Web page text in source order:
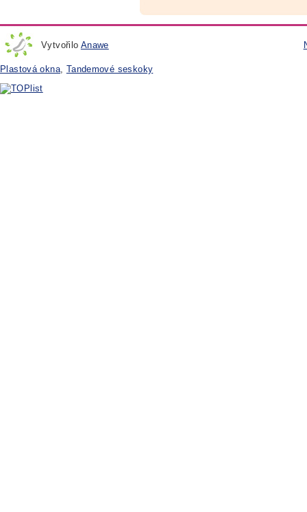
Vytvořilo Anawe
Plastová okna, Tandemové seskoky